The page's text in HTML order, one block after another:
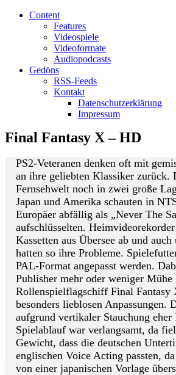
Content
Features
Videospiele
Videoformate
Audiopodcasts
Gedöns
RSS-Feeds
Kontakt
Datenschutzerklärung
Impressum
Final Fantasy X – HD
PS2-Veteranen denken oft mit
an ihre geliebten Klassiker zurück.
Fernsehwelt noch in zwei große
Japan und Amerika schauten in
Europäer abfällig als „Never The
aufschlüsselten.
Kassetten aus Übersee ab und
hatten so ihre Probleme.
PAL-Format angepasst werden.
Publisher mehr oder weniger Mühe
Rollenspielflagschiff Final Fantasy
besonders lieblosen Anpassungen.
aufgrund vertikaler Stauchung eher
Spielablauf war verlangsamt, da
Gewicht, dass die deutschen
englischen Voice Acting passten,
von einer japanischen Vorlage